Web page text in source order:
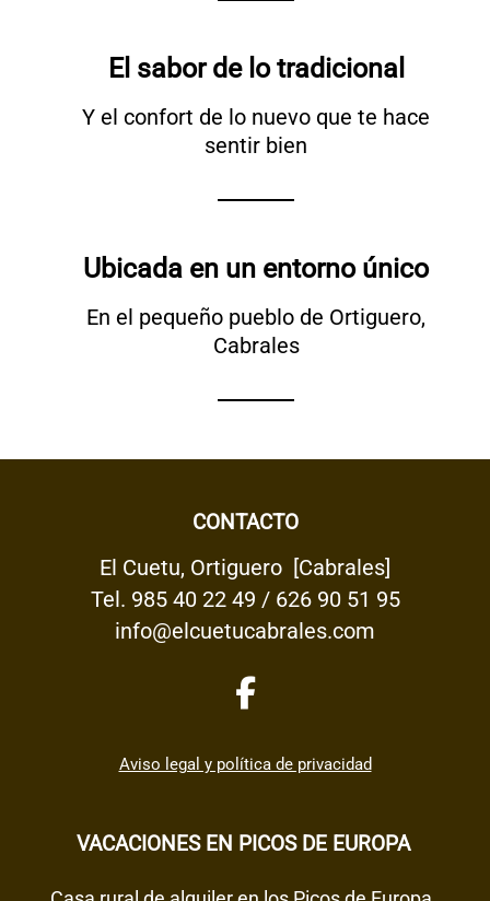
El sabor de lo tradicional
Y el confort de lo nuevo que te hace
sentir bien
Ubicada en un entorno único
En el pequeño pueblo de Ortiguero,
Cabrales
CONTACTO
El Cuetu, Ortiguero [Cabrales]
Tel. 985 40 22 49 / 626 90 51 95
info@elcuetucabrales.com
Aviso legal y política de privacidad
VACACIONES EN PICOS DE EUROPA